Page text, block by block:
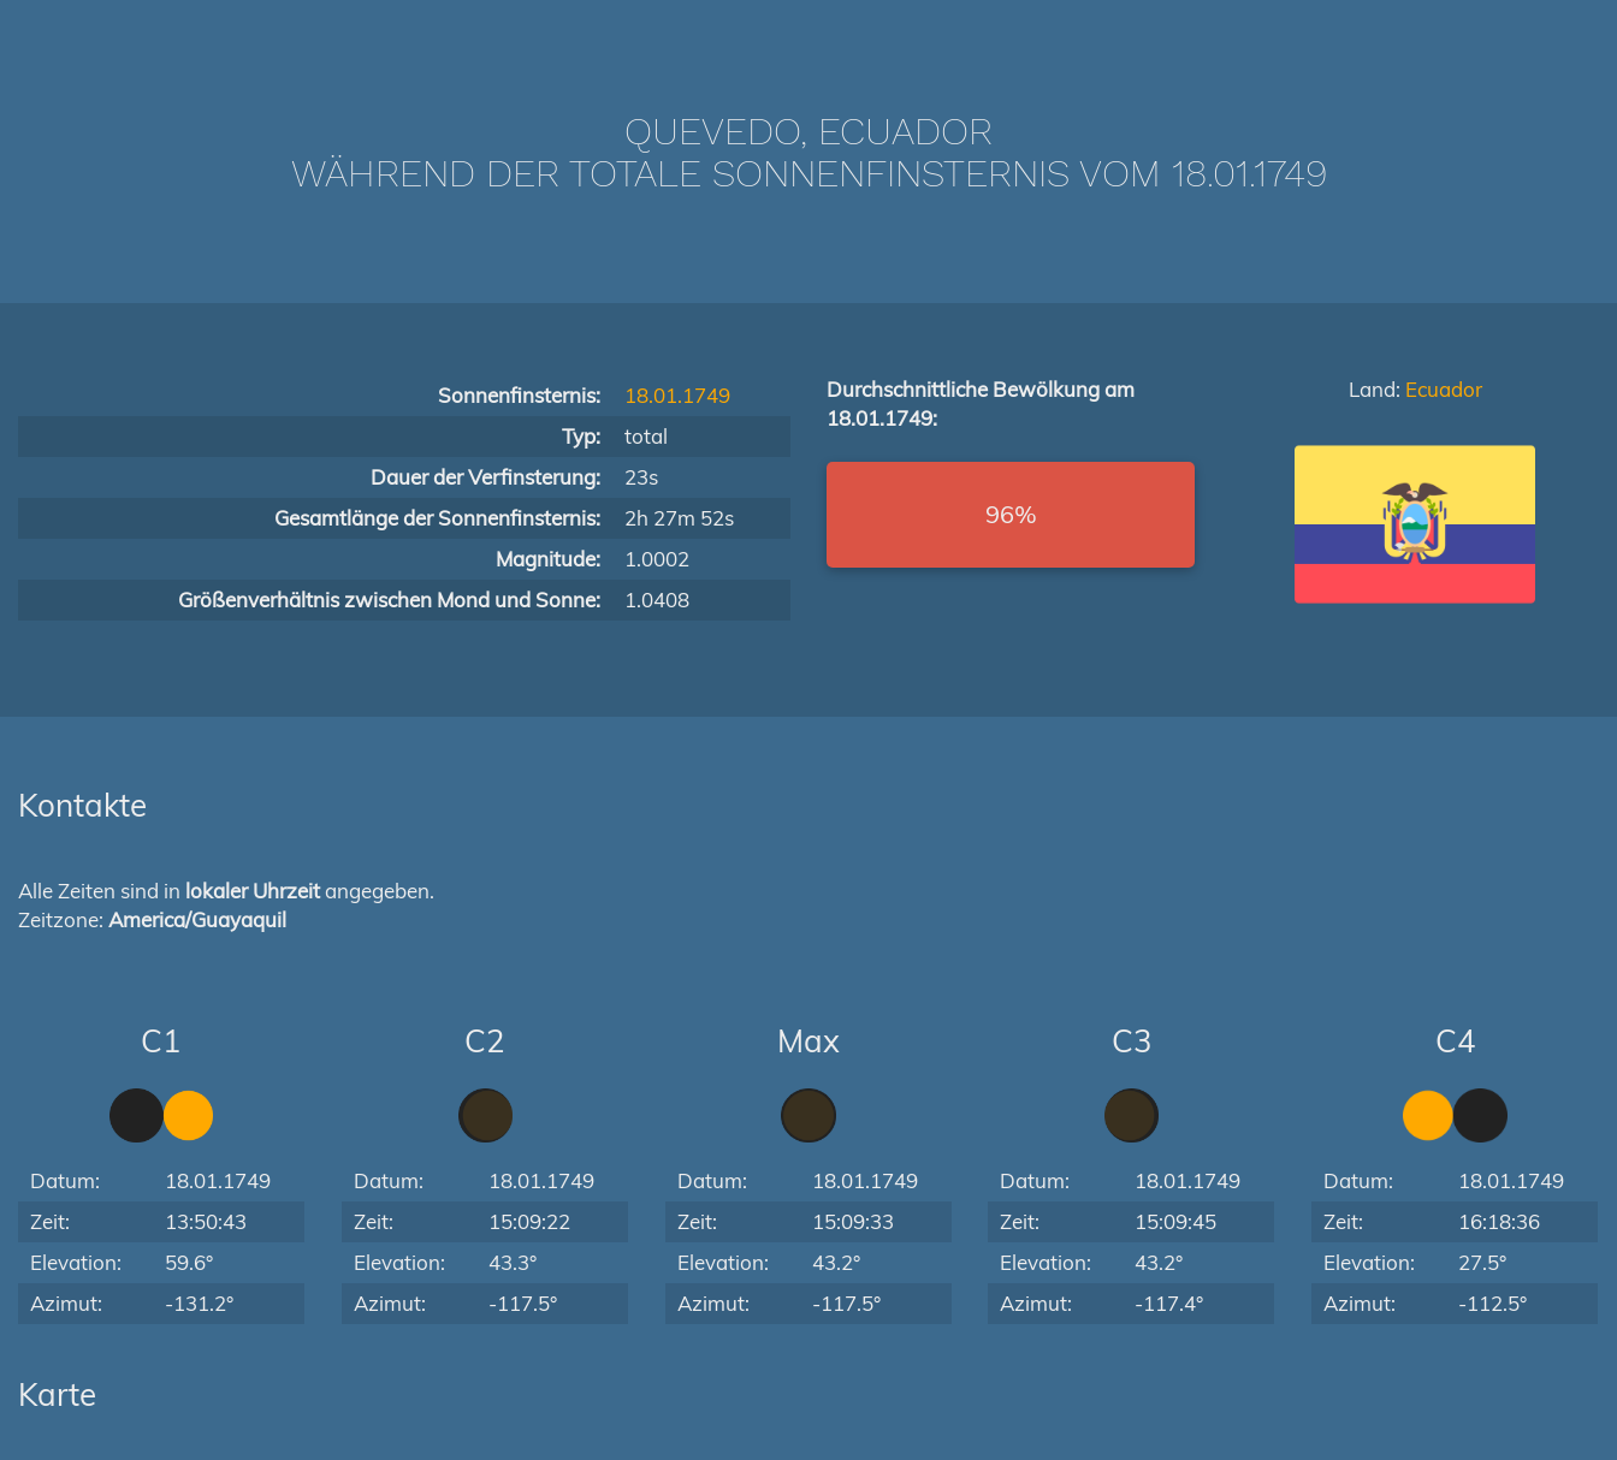
QUEVEDO, ECUADOR
WÄHREND DER TOTALE SONNENFINSTERNIS VOM 18.01.1749
Sonnenfinsternis:
18.01.1749
Typ:
total
Dauer der Verfinsterung:
23s
Gesamtlänge der Sonnenfinsternis:
2h 27m 52s
Magnitude:
1.0002
Größenverhältnis zwischen Mond und Sonne:
1.0408
Durchschnittliche Bewölkung am
18.01.1749:
96%
Land: Ecuador
Kontakte
Alle Zeiten sind in lokaler Uhrzeitangegeben.
Zeitzone: America/Guayaquil
C1
Datum:
18.01.1749
Zeit:
13:50:43
Elevation:
59.6°
Azimut:
-131.2°
C2
Datum:
18.01.1749
Zeit:
15:09:22
Elevation:
43.3°
Azimut:
-117.5°
Max
Datum:
18.01.1749
Zeit:
15:09:33
Elevation:
43.2°
Azimut:
-117.5°
C3
Datum:
18.01.1749
Zeit:
15:09:45
Elevation:
43.2°
Azimut:
-117.4°
C4
Datum:
18.01.1749
Zeit:
16:18:36
Elevation:
27.5°
Azimut:
-112.5°
Karte